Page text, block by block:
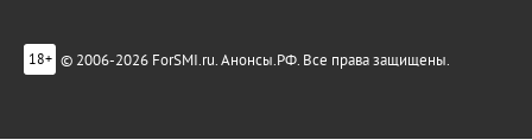
18+ © 2006-2026 ForSMI.ru. Анонсы.РФ. Все права защищены.